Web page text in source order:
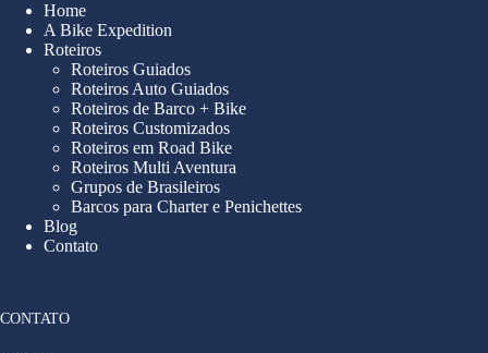
Home
A Bike Expedition
Roteiros
Roteiros Guiados
Roteiros Auto Guiados
Roteiros de Barco + Bike
Roteiros Customizados
Roteiros em Road Bike
Roteiros Multi Aventura
Grupos de Brasileiros
Barcos para Charter e Penichettes
Blog
Contato
CONTATO